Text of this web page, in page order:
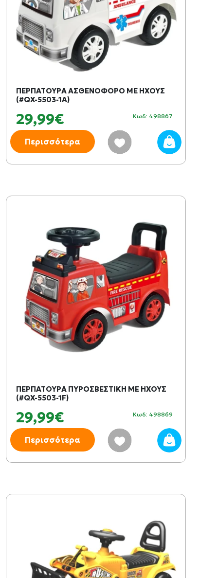
ΠΕΡΠΑΤΟΥΡΑ ΑΣΘΕΝΟΦΟΡΟ ΜΕ ΗΧΟΥΣ
(#QX-5503-1A)
29,99€ Κωδ: 498867
Περισσότερα
ΠΕΡΠΑΤΟΥΡΑ ΠΥΡΟΣΒΕΣΤΙΚΗ ΜΕ ΗΧΟΥΣ
(#QX-5503-1F)
29,99€ Κωδ: 498869
Περισσότερα